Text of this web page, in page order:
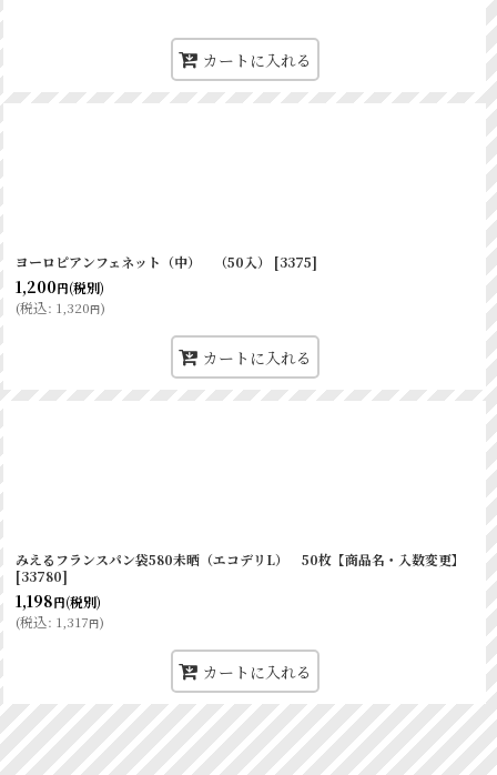
カートに入れる
ヨーロピアンフェネット（中） （50入） [3375]
1,200円(税別)
(税込: 1,320円)
カートに入れる
みえるフランスパン袋580未晒（エコデリL） 50枚【商品名・入数変更】
[33780]
1,198円(税別)
(税込: 1,317円)
カートに入れる